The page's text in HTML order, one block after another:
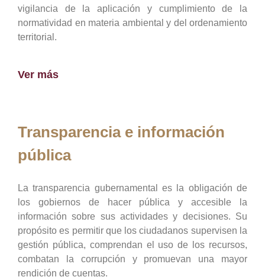
vigilancia de la aplicación y cumplimiento de la
normatividad en materia ambiental y del ordenamiento
territorial.
Ver más
Transparencia e información
pública
La transparencia gubernamental es la obligación de
los gobiernos de hacer pública y accesible la
información sobre sus actividades y decisiones. Su
propósito es permitir que los ciudadanos supervisen la
gestión pública, comprendan el uso de los recursos,
combatan la corrupción y promuevan una mayor
rendición de cuentas.